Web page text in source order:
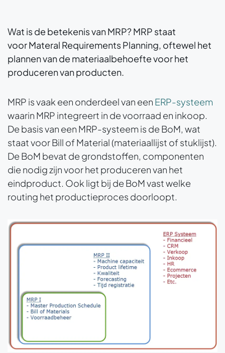
Wat is de betekenis van MRP? MRP staat
voor Materal Requirements Planning, oftewel het
plannen van de materiaalbehoefte voor het
produceren van producten.
MRP is vaak een onderdeel van een ERP-systeem
waarin MRP integreert in de voorraad en inkoop.
De basis van een MRP-systeem is de BoM, wat
staat voor Bill of Material (materiaallijst of stuklijst).
De BoM bevat de grondstoffen, componenten
die nodig zijn voor het produceren van het
eindproduct. Ook ligt bij de BoM vast welke
routing het productieproces doorloopt.